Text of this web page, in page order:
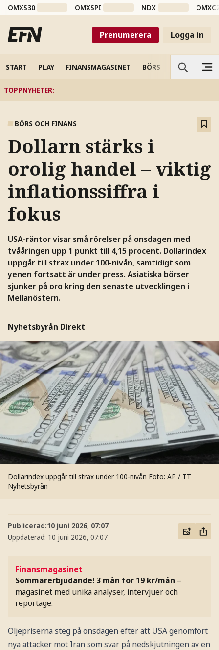
OMXS30 OMXSPI NDX
Prenumerera Logga in
START PLAY FINANSMAGASINET BÖRS VETENSKAP
TOPPNYHETER:
BÖRS OCH FINANS
Dollarn stärks i
orolig handel – viktig
inflationssiffra i
fokus
USA-räntor visar små rörelser på onsdagen med
tvååringen upp 1 punkt till 4,15 procent. Dollarindex
uppgår till strax under 100-nivån, samtidigt som
yenen fortsatt är under press. Asiatiska börser
sjunker på oro kring den senaste utvecklingen i
Mellanöstern.
Nyhetsbyrån Direkt
Dollarindex uppgår till strax under 100-nivån Foto: AP / TT
Nyhetsbyrån
Publicerad:10 juni 2026, 07:07
Uppdaterad: 10 juni 2026, 07:07
Finansmagasinet
Sommarerbjudande! 3 mån för 19 kr/mån –
magasinet med unika analyser, intervjuer och
reportage.
Oljepriserna steg på onsdagen efter att USA genomfört
nya attacker mot Iran som svar på nedskjutningen av en